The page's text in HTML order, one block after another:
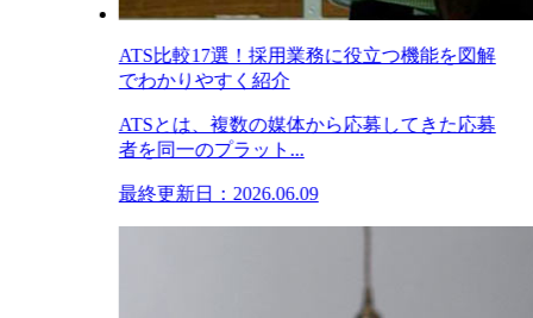
ATS比較17選！採用業務に役立つ機能を図解
でわかりやすく紹介
ATSとは、複数の媒体から応募してきた応募
者を同一のプラット...
最終更新日：2026.06.09